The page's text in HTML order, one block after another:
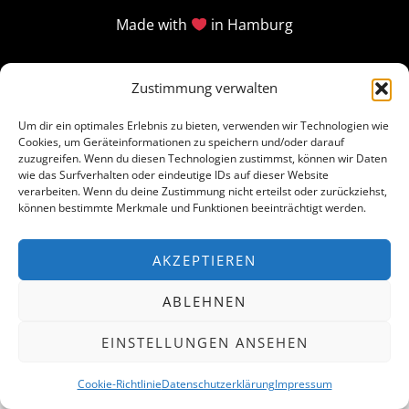
Zustimmung verwalten
Um dir ein optimales Erlebnis zu bieten, verwenden wir Technologien wie
Cookies, um Geräteinformationen zu speichern und/oder darauf
zuzugreifen. Wenn du diesen Technologien zustimmst, können wir Daten
wie das Surfverhalten oder eindeutige IDs auf dieser Website
verarbeiten. Wenn du deine Zustimmung nicht erteilst oder zurückziehst,
können bestimmte Merkmale und Funktionen beeinträchtigt werden.
AKZEPTIEREN
ABLEHNEN
EINSTELLUNGEN ANSEHEN
Cookie-RichtlinieDatenschutzerklärungImpressum
Made with in Hamburg